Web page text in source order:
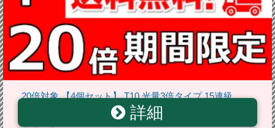
20倍対象 【4個セット】 T10 光量3倍タイプ 15連級
SMD ホワイト マークX GRX120 前期後期対応 セール
詳細